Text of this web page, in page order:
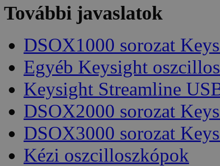
További javaslatok
DSOX1000 sorozat
Egyéb Keysight
Keysight Streamline
DSOX2000 sorozat
DSOX3000 sorozat
Kézi oszcilloszkópok